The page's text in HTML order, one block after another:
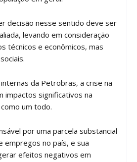
decisão nesse sentido deve ser
levando em consideração
técnicos e econômicos, mas
da Petrobras, a crise na
impactos significativos na
um todo.
por uma parcela substancial
empregos no país, e sua
efeitos negativos em